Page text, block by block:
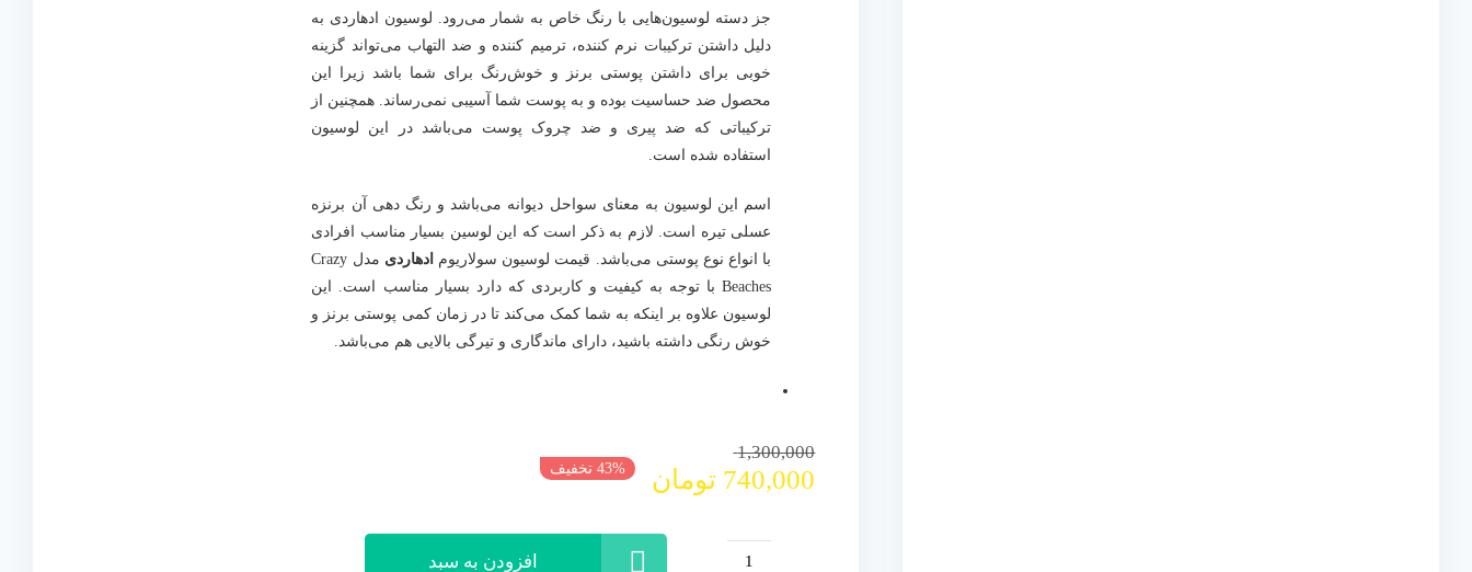
جز دسته لوسیون‌هایی با رنگ خاص به شمار می‌رود. لوسیون ادهاردی به
دلیل داشتن ترکیبات نرم کننده، ترمیم کننده و ضد التهاب می‌تواند گزینه
خوبی برای داشتن پوستی برنز و خوش‌رنگ برای شما باشد زیرا این
محصول ضد حساسیت بوده و به پوست شما آسیبی نمی‌رساند. همچنین از
ترکیباتی که ضد پیری و ضد چروک پوست می‌باشد در این لوسیون
استفاده شده است.
اسم این لوسیون به معنای سواحل دیوانه می‌باشد و رنگ دهی آن برنزه
عسلی تیره است. لازم به ذکر است که این لوسین بسیار مناسب افرادی
با انواع نوع پوستی می‌باشد. قیمت لوسیون سولاریوم ادهاردی
مدل Crazy
Beaches با توجه به کیفیت و کاربردی که دارد بسیار مناسب است. این
لوسیون علاوه بر اینکه به شما کمک می‌کند تا در زمان کمی پوستی برنز و
خوش رنگی داشته باشید، دارای ماندگاری و تیرگی بالایی هم می‌باشد.
1,300,000
قیمت
اصلی
740,000 تومان
قیمت
فعلی
است.
43% تخفیف
افزودن به سبد